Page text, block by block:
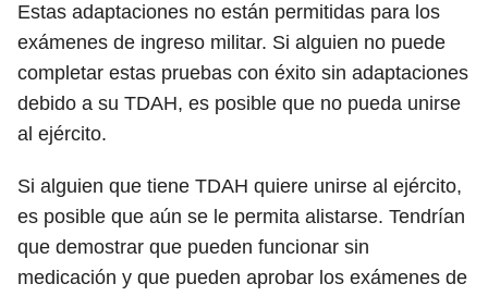
Estas adaptaciones no están permitidas para los
exámenes de ingreso militar. Si alguien no puede
completar estas pruebas con éxito sin adaptaciones
debido a su TDAH, es posible que no pueda unirse
al ejército.
Si alguien que tiene TDAH quiere unirse al ejército,
es posible que aún se le permita alistarse. Tendrían
que demostrar que pueden funcionar sin
medicación y que pueden aprobar los exámenes de